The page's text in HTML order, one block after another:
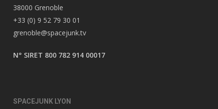
38000 Grenoble
+33 (0) 9 52 79 30 01
grenoble@spacejunk.tv
N° SIRET 800 782 914 00017
SPACEJUNK LYON